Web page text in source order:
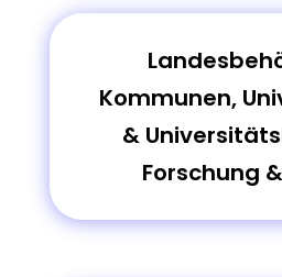
Kommunen,
&
Forschung